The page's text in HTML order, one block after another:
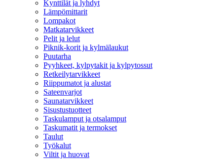
Kynttilät ja lyhdyt
Lämpömittarit
Lompakot
Matkatarvikkeet
Pelit ja lelut
Piknik-korit ja kylmälaukut
Puutarha
Pyyhkeet, kylpytakit ja kylpytossut
Retkeilytarvikkeet
Riippumatot ja alustat
Sateenvarjot
Saunatarvikkeet
Sisustustuotteet
Taskulamput ja otsalamput
Taskumatit ja termokset
Taulut
Työkalut
Viltit ja huovat